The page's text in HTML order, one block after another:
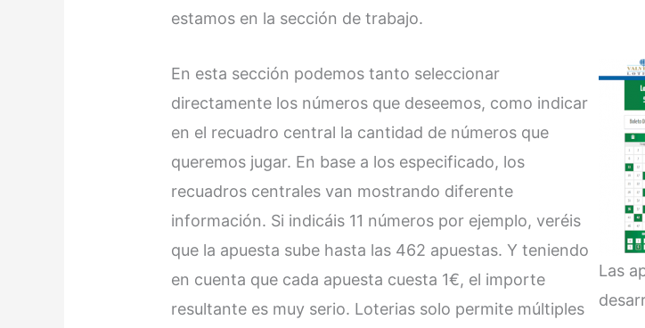
estamos en la sección de trabajo.
En esta sección podemos tanto seleccionar
directamente los números que deseemos, como indicar
en el recuadro central la cantidad de números que
queremos jugar. En base a los especificado, los
recuadros centrales van mostrando diferente
información. Si indicáis 11 números por ejemplo, veréis
que la apuesta sube hasta las 462 apuestas. Y teniendo
en cuenta que cada apuesta cuesta 1€, el importe
resultante es muy serio. Loterias solo permite múltiples
Las